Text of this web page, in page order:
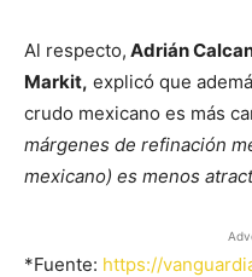
Al respecto, Adrián
Markit, explicó que
crudo mexicano es más
márgenes de refinación
mexicano) es menos
*Fuente: https://